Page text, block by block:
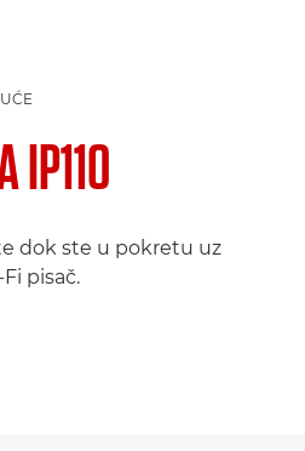
IP110
dok ste u pokretu uz
pisač.